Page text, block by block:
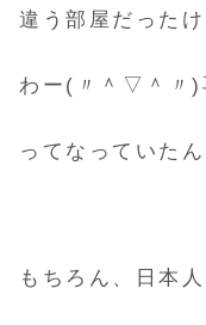
違う部屋だった
わー(〃＾▽＾〃)
ってなっていたん
もちろん、日本